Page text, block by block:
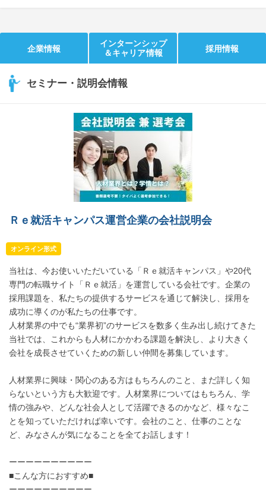
企業情報
インターンシップ
＆キャリア情報
採用情報
セミナー・説明会情報
Ｒｅ就活キャンパス運営企業の会社説明会
オンライン形式
当社は、今お使いいただいている「Ｒｅ就活キャンパス」や20代
専門の転職サイト「Ｒｅ就活」を運営している会社です。企業の
採用課題を、私たちの提供するサービスを通じて解決し、採用を
成功に導くのが私たちの仕事です。
人材業界の中でも“業界初”のサービスを数多く生み出し続けてきた
当社では、これからも人材にかかわる課題を解決し、より大きく
会社を成長させていくための新しい仲間を募集しています。
人材業界に興味・関心のある方はもちろんのこと、まだ詳しく知
らないという方も大歓迎です。人材業界についてはもちろん、学
情の強みや、どんな社会人として活躍できるのかなど、様々なこ
とを知っていただければ幸いです。会社のこと、仕事のことな
ど、みなさんが気になることを全てお話します！
ーーーーーーーーーー
■こんな方におすすめ■
ーーーーーーーーーー